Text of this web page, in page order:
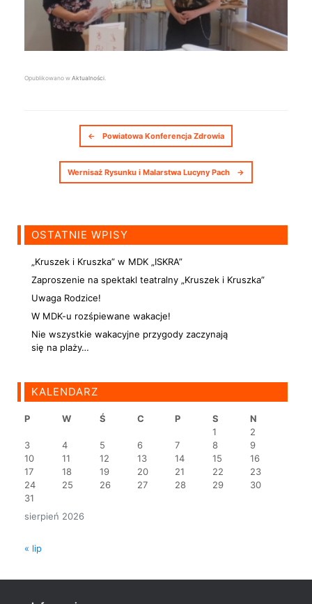
Opublikowano w Aktualności
Nawigacja postów
← Powiatowa Konferencja Zdrowia
Wernisaż Rysunku i Malarstwa Lucyny Pach →
OSTATNIE WPISY
„Kruszek i Kruszka” w MDK „ISKRA”
Zaproszenie na spektakl teatralny „Kruszek i Kruszka”
Uwaga Rodzice!
W MDK-u rozśpiewane wakacje!
Nie wszystkie wakacyjne przygody zaczynają
się na plaży…
KALENDARZ
sierpień 2026
P W Ś C P S
N
1
2
3
4 5 6 7 8
9
10
11 12 13 14 15
16
17
18 19 20 21 22
23
24
25 26 27 28 29
30
31
« lip